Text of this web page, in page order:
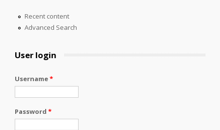
Recent content
Advanced Search
User login
Username*
Password *